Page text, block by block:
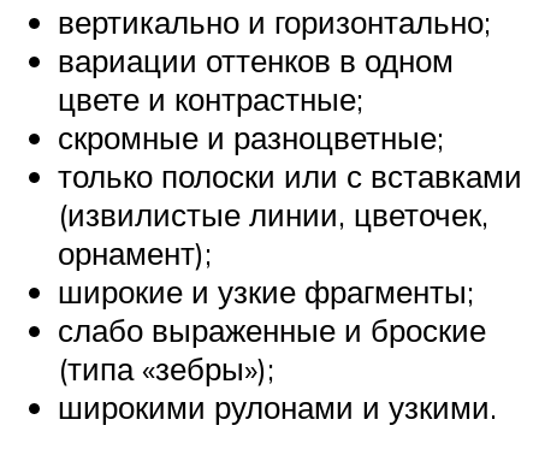
вертикально и горизонтально;
вариации оттенков в одном
цвете и контрастные;
скромные и разноцветные;
только полоски или с вставками
(извилистые линии, цветочек,
орнамент);
широкие и узкие фрагменты;
слабо выраженные и броские
(типа «зебры»);
широкими рулонами и узкими.